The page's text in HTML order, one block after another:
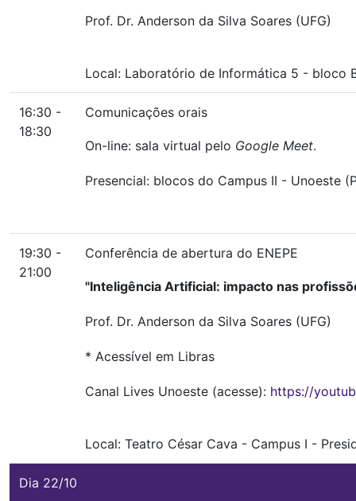
Prof. Dr. Anderson da Silva Soares (UFG)
Local: Laboratório de Informática 5 - bloco
16:30 -
18:30
Comunicações orais
On-line: sala virtual pelo Google Meet.
Presencial: blocos do Campus II - Unoeste
19:30 -
21:00
Conferência de abertura do ENEPE
"Inteligência Artificial: impacto nas
Prof. Dr. Anderson da Silva Soares (UFG)
* Acessível em Libras
Canal Lives Unoeste (acesse): https://
Local: Teatro César Cava - Campus I -
Dia 22/10